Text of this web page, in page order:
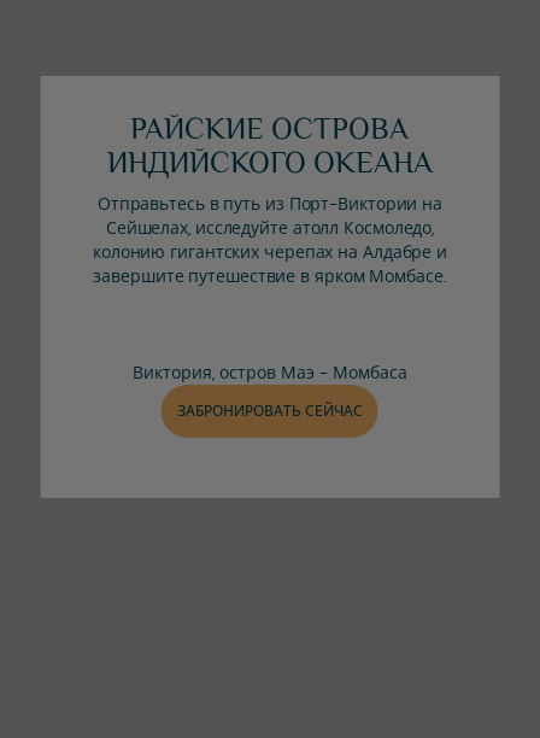
РАЙСКИЕ ОСТРОВА
ИНДИЙСКОГО ОКЕАНА
Отправьтесь в путь из Порт-Виктории на
Сейшелах, исследуйте атолл Космоледо,
колонию гигантских черепах на Алдабре и
завершите путешествие в ярком Момбасе.
Виктория, остров Маэ - Момбаса
ЗАБРОНИРОВАТЬ СЕЙЧАС